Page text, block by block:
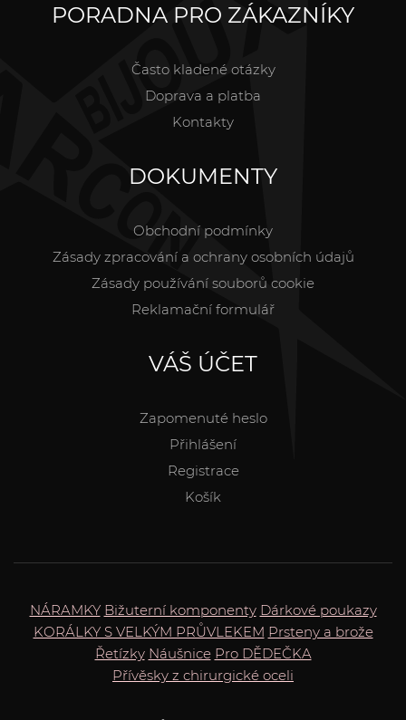
PORADNA PRO ZÁKAZNÍKY
Často kladené otázky
Doprava a platba
Kontakty
DOKUMENTY
Obchodní podmínky
Zásady zpracování a ochrany osobních údajů
Zásady používání souborů cookie
Reklamační formulář
VÁŠ ÚČET
Zapomenuté heslo
Přihlášení
Registrace
Košík
NÁRAMKY Bižuterní komponenty Dárkové poukazy
KORÁLKY S VELKÝM PRŮVLEKEM Prsteny a brože
Řetízky Náušnice Pro DĚDEČKA
Přívěsky z chirurgické oceli